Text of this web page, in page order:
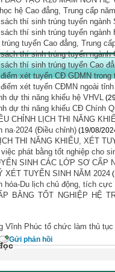
hệ Cao đẳng, Trung cấp
thí sinh trúng tuyển
thí sinh trúng tuyển ngành
tuyển Cao đẳng, Trung
thí sinh trúng tuyển
thí sinh trúng tuyển Cao
xét tuyển CĐ GDMN trong
xét tuyển CĐMN ngoài tỉnh
dự thi năng khiếu hệ VHVL
dự thi năng khiếu CĐ Chính
CHỈNH LỊCH THI NĂNG
na·2024 (Điều chỉnh) (19/08/
THI NĂNG KHIẾU, XÉT
phát bằng tốt nghiệp cho
SINH CÁC LỚP SƠ CẤP
XÉT TUYỂN SINH NĂM 2024
hóa-Du lịch chủ động, tích
BẰNG TỐT NGHIỆP HỆ
Vĩnh Phúc tổ chức làm thủ
Gửi phản hồi